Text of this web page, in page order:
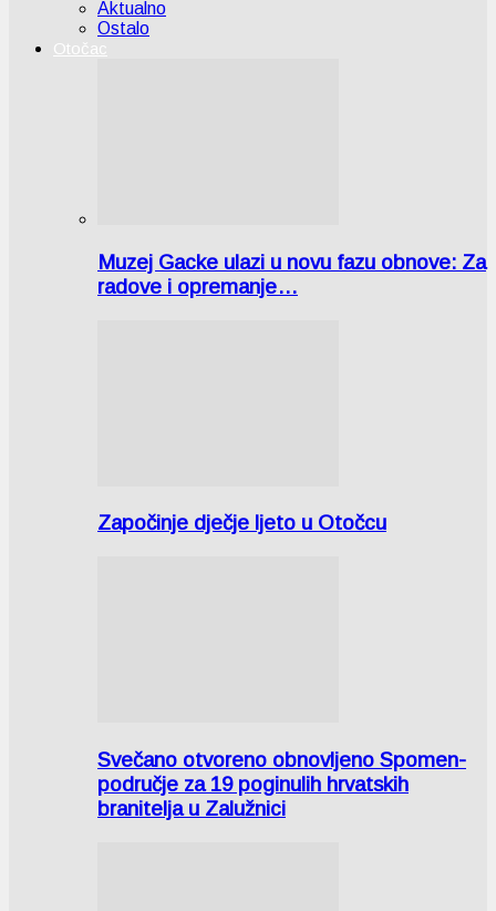
Aktualno
Ostalo
Otočac
Muzej Gacke ulazi u novu fazu obnove: Za
radove i opremanje…
Započinje dječje ljeto u Otočcu
Svečano otvoreno obnovljeno Spomen-
područje za 19 poginulih hrvatskih
branitelja u Zalužnici